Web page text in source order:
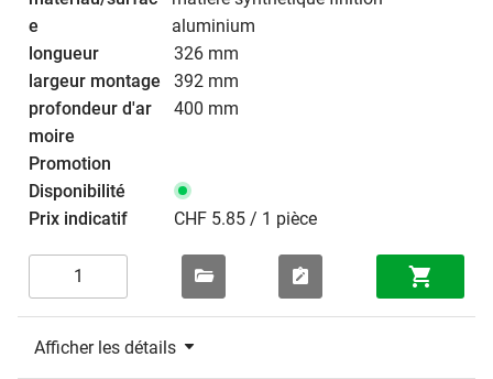
aluminium
326 mm
392 mm
400 mm
CHF 5.85 / 1 pièce
Afficher les détails